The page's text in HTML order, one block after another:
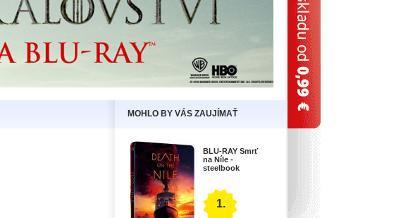
MOHLO BY VÁS ZAUJÍMAŤ
BLU-RAY Smrť
na Níle -
steelbook
1.